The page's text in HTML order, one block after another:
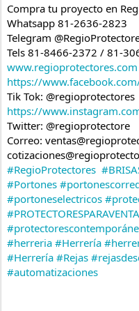
Compra tu proyecto en
Whatsapp 81-2636-2823
Telegram
Tels 81-8466-2372 / 81-
www.regioprotectores.com
https://
Tik Tok: @regioprotectores
https://
Twitter: @regioprotectore
Correo:
#RegioProtectores
#Portones
#portoneselectricos
#herreria #Herrería
#Herrería #Rejas
#automatizaciones